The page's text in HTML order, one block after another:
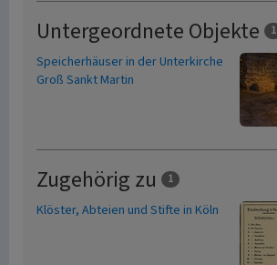
Untergeordnete Objekte 1
Speicherhäuser in der Unterkirche
Groß Sankt Martin
Zugehörig zu 1
Klöster, Abteien und Stifte in Köln